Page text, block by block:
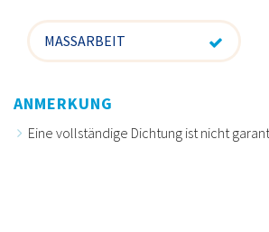
MASSARBEIT
ANMERKUNG
Eine vollständige Dichtung ist nicht